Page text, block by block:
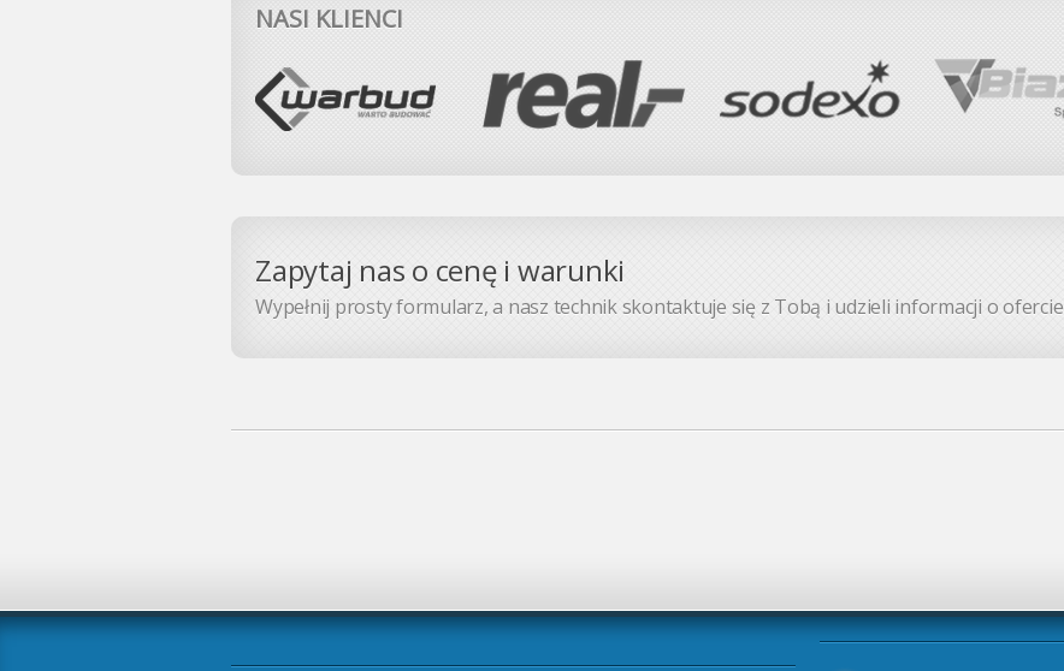
NASI KLIENCI
Zapytaj nas o cenę i warunki
Wypełnij prosty formularz, a nasz technik skontaktuje się z Tobą i udzieli informacji o ofercie